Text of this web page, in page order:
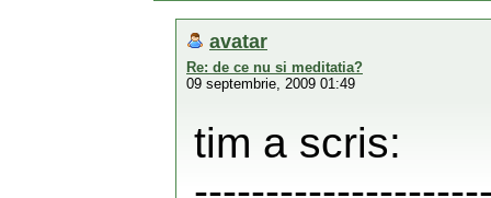
avatar
Re: de ce nu si meditatia?
09 septembrie, 2009 01:49
tim a scris: